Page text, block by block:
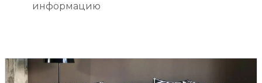
информацию